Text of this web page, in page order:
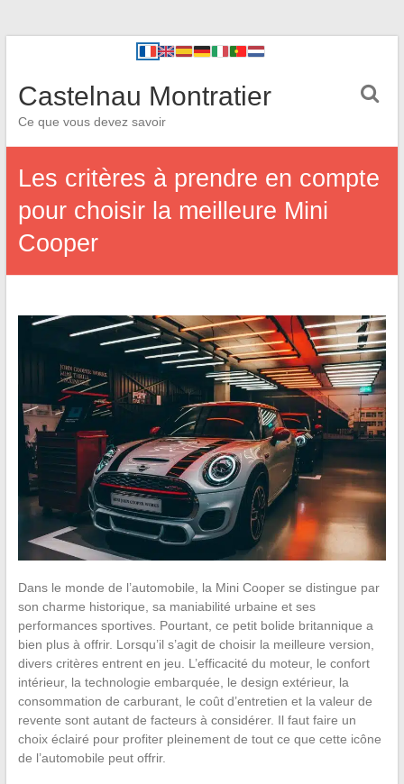
Castelnau Montratier
Ce que vous devez savoir
Les critères à prendre en compte
pour choisir la meilleure Mini
Cooper
Dans le monde de l’automobile, la Mini Cooper se distingue par
son charme historique, sa maniabilité urbaine et ses
performances sportives. Pourtant, ce petit bolide britannique a
bien plus à offrir. Lorsqu’il s’agit de choisir la meilleure version,
divers critères entrent en jeu. L’efficacité du moteur, le confort
intérieur, la technologie embarquée, le design extérieur, la
consommation de carburant, le coût d’entretien et la valeur de
revente sont autant de facteurs à considérer. Il faut faire un
choix éclairé pour profiter pleinement de tout ce que cette icône
de l’automobile peut offrir.